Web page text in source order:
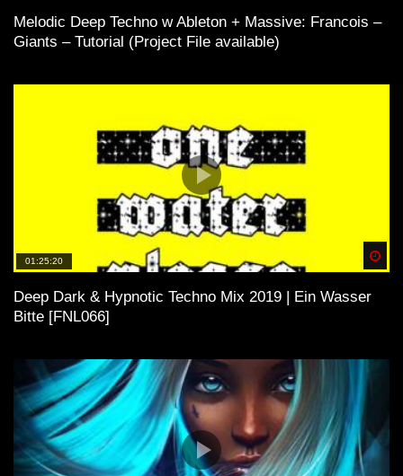
Melodic Deep Techno w Ableton + Massive: Francois –
Giants – Tutorial (Project File available)
01:25:20
Deep Dark & Hypnotic Techno Mix 2019 | Ein Wasser
Bitte [FNL066]